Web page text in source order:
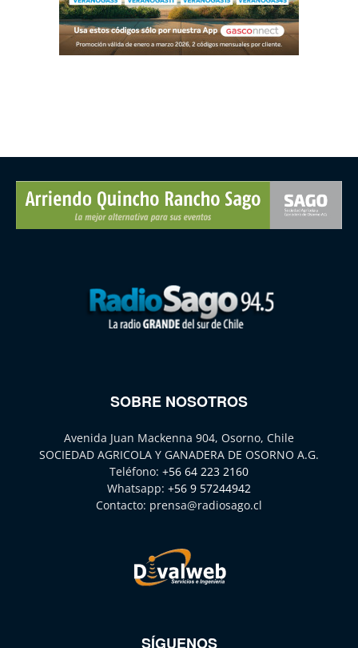
SOBRE NOSOTROS
Avenida Juan Mackenna 904, Osorno, Chile
SOCIEDAD AGRICOLA Y GANADERA DE OSORNO A.G.
Teléfono: +56 64 223 2160
Whatsapp: +56 9 57244942
Contacto: prensa@radiosago.cl
SÍGUENOS